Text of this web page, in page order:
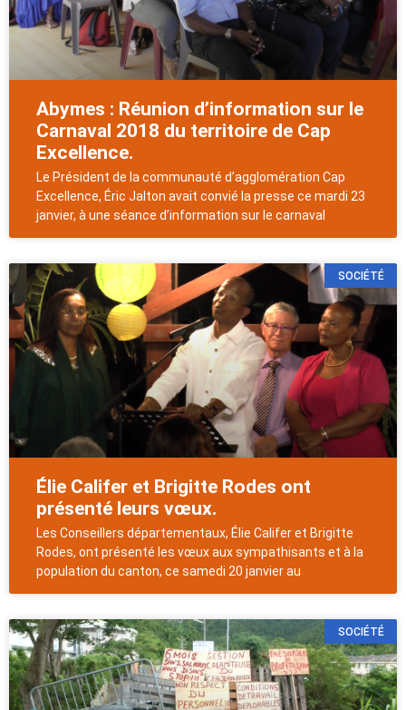
Abymes : Réunion d’information sur le
Carnaval 2018 du territoire de Cap
Excellence.
Le Président de la communauté d’agglomération Cap
Excellence, Éric Jalton avait convié la presse ce mardi 23
janvier, à une séance d’information sur le carnaval
SOCIÉTÉ
Élie Califer et Brigitte Rodes ont
présenté leurs vœux.
Les Conseillers départementaux, Élie Califer et Brigitte
Rodes, ont présenté les vœux aux sympathisants et à la
population du canton, ce samedi 20 janvier au
SOCIÉTÉ